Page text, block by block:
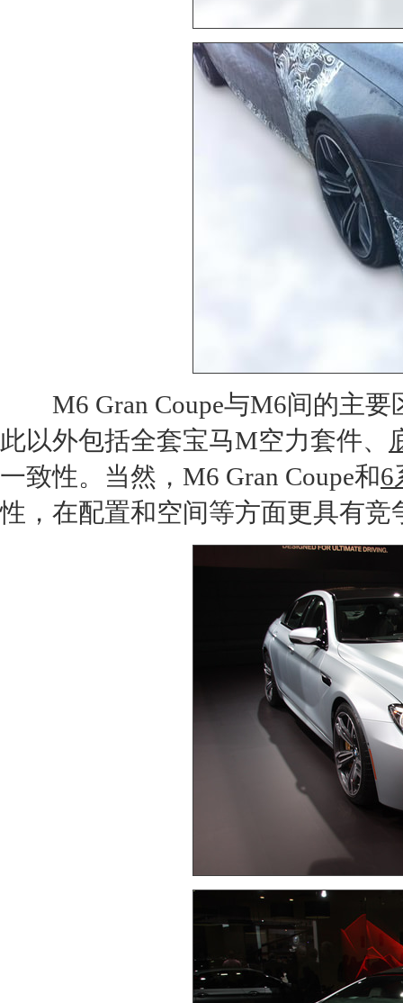
M6 Gran Coupe与M6间的主要
此以外包括全套宝马M空力套件、
一致性。当然， M6 Gran Coupe和6
性，在配置和空间等方面更具有竞